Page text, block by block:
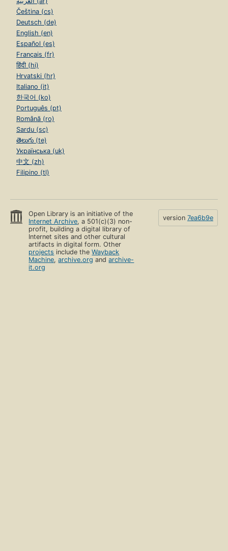
Čeština (cs)
Deutsch (de)
English (en)
Español (es)
Français (fr)
हिंदी (hi)
Hrvatski (hr)
Italiano (it)
한국어 (ko)
Português (pt)
Română (ro)
Sardu (sc)
తెలుగు (te)
Українська (uk)
中文 (zh)
Filipino (tl)
Open Library is an initiative of the
Internet Archive, a 501(c)(3) non-
profit, building a digital library of
Internet sites and other cultural
artifacts in digital form. Other
projects include theWayback
Machine,archive.org andarchive-
it.org
version 7ea6b9e